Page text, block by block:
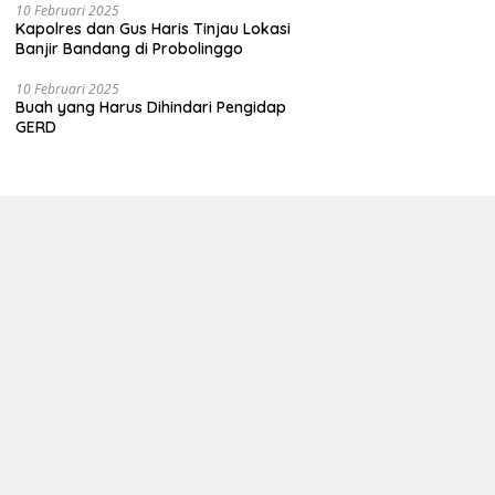
10 Februari 2025
Kapolres dan Gus Haris Tinjau Lokasi
Banjir Bandang di Probolinggo
10 Februari 2025
Buah yang Harus Dihindari Pengidap
GERD